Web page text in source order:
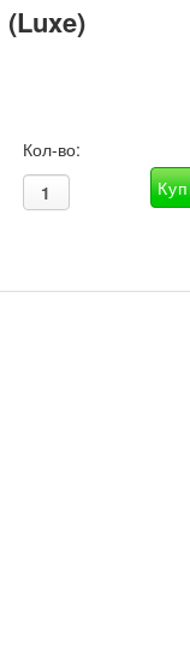
(Luxe)
Кол-во: